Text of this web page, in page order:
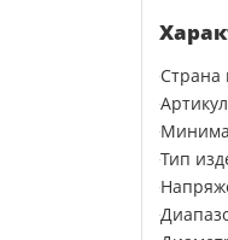
Страна
Тип